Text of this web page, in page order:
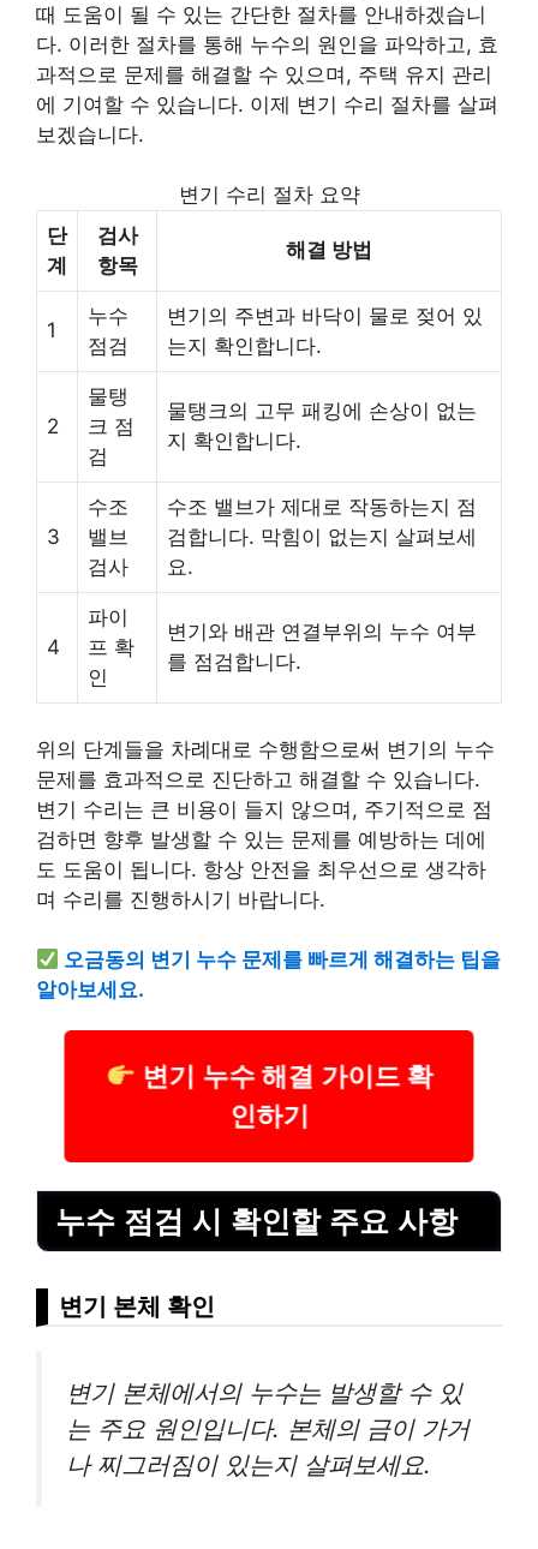
때 도움이 될 수 있는 간단한 절차를 안내하겠습니
다. 이러한 절차를 통해 누수의 원인을 파악하고, 효
과적으로 문제를 해결할 수 있으며, 주택 유지 관리
에 기여할 수 있습니다. 이제 변기 수리 절차를 살펴
보겠습니다.
변기 수리 절차 요약
단
계
검사
항목
해결 방법
1
누수
점검
변기의 주변과 바닥이 물로 젖어 있
는지 확인합니다.
2
물탱
크 점
검
물탱크의 고무 패킹에 손상이 없는
지 확인합니다.
3
수조
밸브
검사
수조 밸브가 제대로 작동하는지 점
검합니다. 막힘이 없는지 살펴보세
요.
4
파이
프 확
인
변기와 배관 연결부위의 누수 여부
를 점검합니다.
위의 단계들을 차례대로 수행함으로써 변기의 누수
문제를 효과적으로 진단하고 해결할 수 있습니다.
변기 수리는 큰 비용이 들지 않으며, 주기적으로 점
검하면 향후 발생할 수 있는 문제를 예방하는 데에
도 도움이 됩니다. 항상 안전을 최우선으로 생각하
며 수리를 진행하시기 바랍니다.
오금동의 변기 누수 문제를 빠르게 해결하는 팁을
알아보세요.
변기 누수 해결 가이드 확
인하기
누수 점검 시 확인할 주요 사항
변기 본체 확인
변기 본체에서의 누수는 발생할 수 있
는 주요 원인입니다. 본체의 금이 가거
나 찌그러짐이 있는지 살펴보세요.